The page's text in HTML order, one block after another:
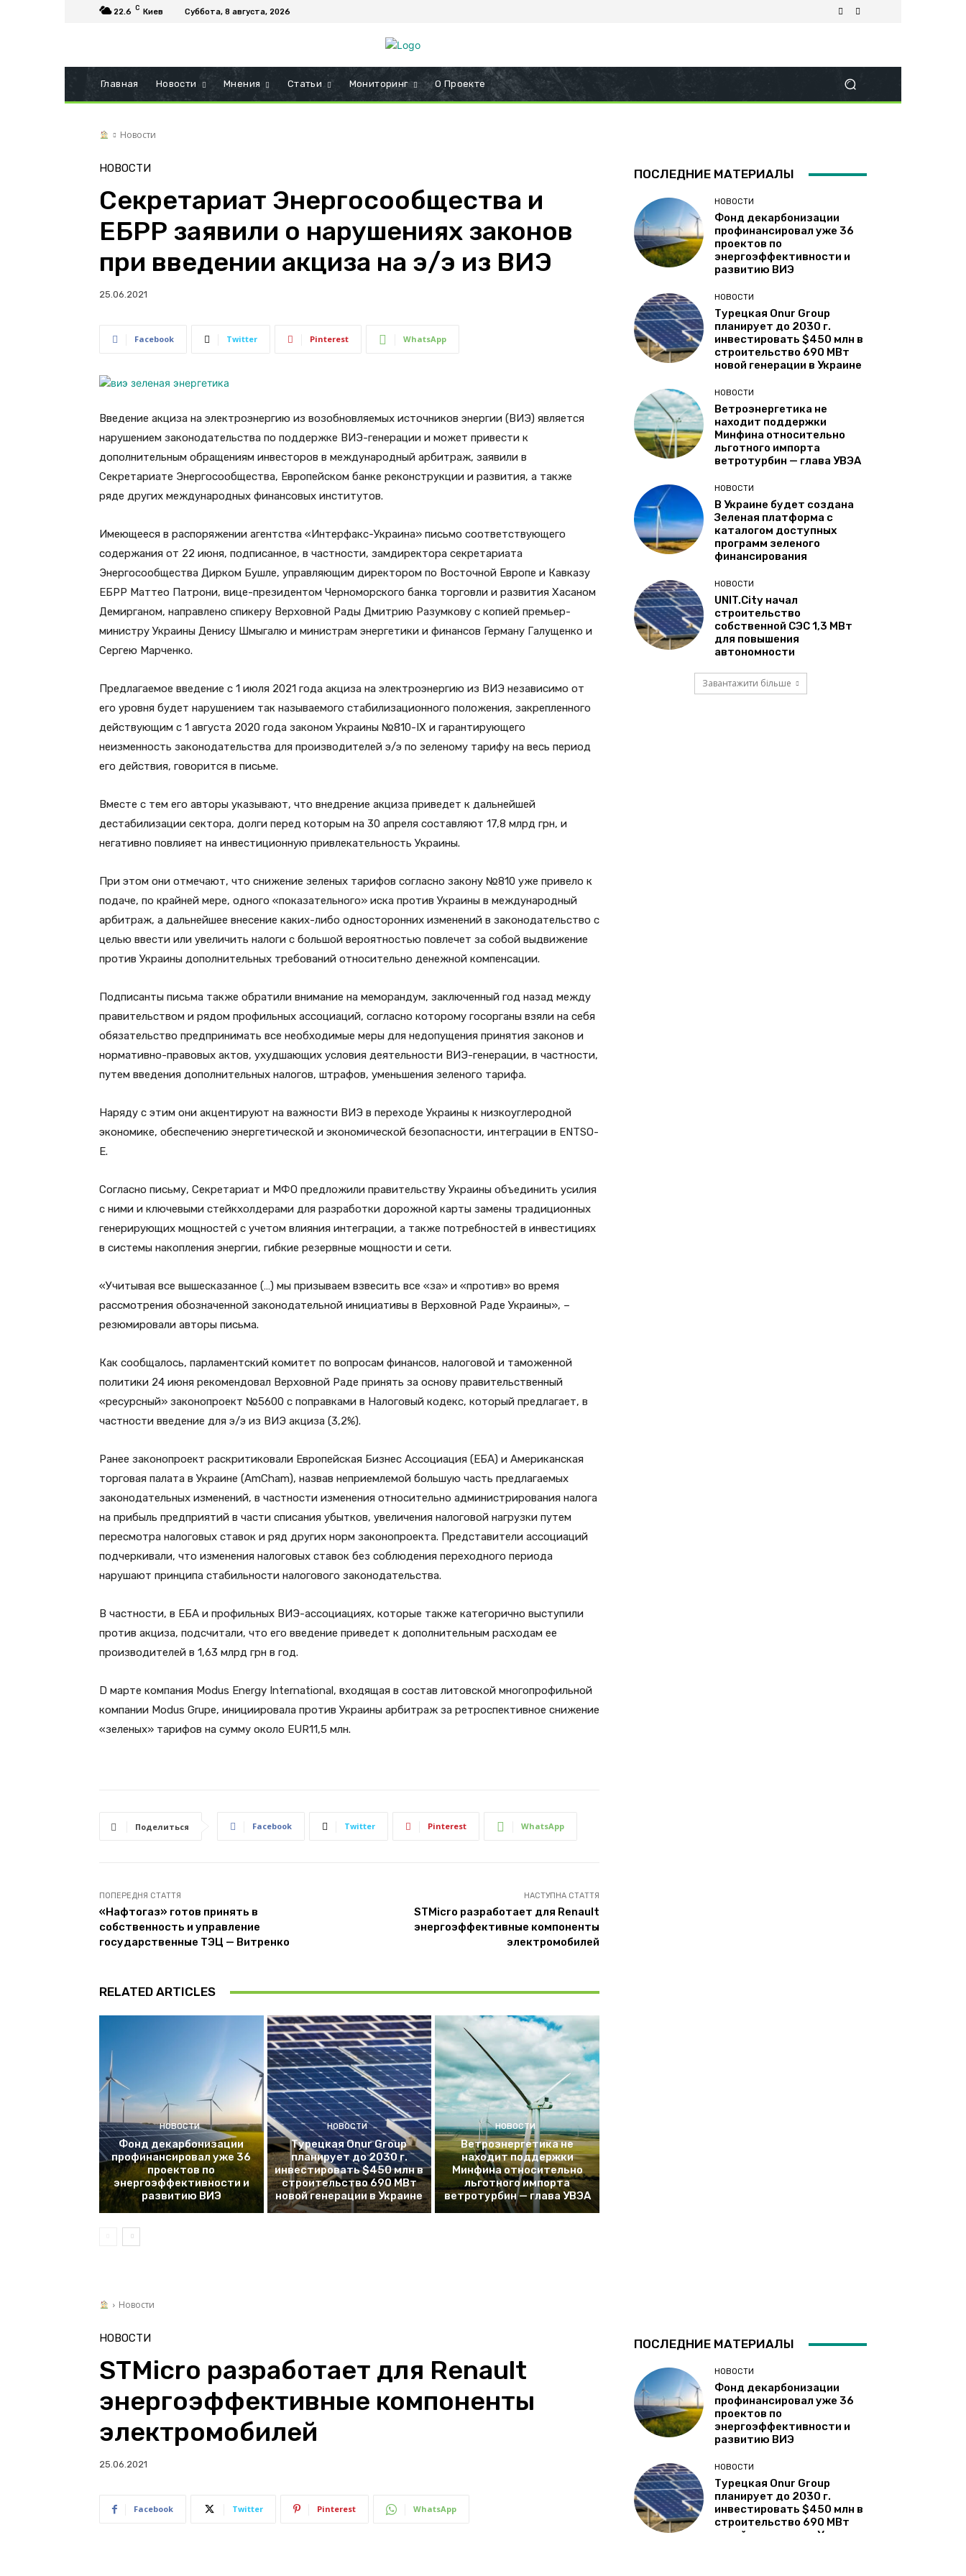
22.6 C Киев Суббота, 8 августа, 2026
Главная Новости Мнения Статьи Мониторинг О Проекте
Новости
НОВОСТИ
Секретариат Энергосообщества и
ЕБРР заявили о нарушениях законов
при введении акциза на э/э из ВИЭ
25.06.2021
Facebook Twitter Pinterest WhatsApp
Введение акциза на электроэнергию из возобновляемых источников энергии (ВИЭ) является
нарушением законодательства по поддержке ВИЭ-генерации и может привести к
дополнительным обращениям инвесторов в международный арбитраж, заявили в
Секретариате Энергосообщества, Европейском банке реконструкции и развития, а также
ряде других международных финансовых институтов.
Имеющееся в распоряжении агентства «Интерфакс-Украина» письмо соответствующего
содержания от 22 июня, подписанное, в частности, замдиректора секретариата
Энергосообщества Дирком Бушле, управляющим директором по Восточной Европе и Кавказу
ЕБРР Маттео Патрони, вице-президентом Черноморского банка торговли и развития Хасаном
Демирганом, направлено спикеру Верховной Рады Дмитрию Разумкову с копией премьер-
министру Украины Денису Шмыгалю и министрам энергетики и финансов Герману Галущенко и
Сергею Марченко.
Предлагаемое введение с 1 июля 2021 года акциза на электроэнергию из ВИЭ независимо от
его уровня будет нарушением так называемого стабилизационного положения, закрепленного
действующим с 1 августа 2020 года законом Украины №810-IX и гарантирующего
неизменность законодательства для производителей э/э по зеленому тарифу на весь период
его действия, говорится в письме.
Вместе с тем его авторы указывают, что внедрение акциза приведет к дальнейшей
дестабилизации сектора, долги перед которым на 30 апреля составляют 17,8 млрд грн, и
негативно повлияет на инвестиционную привлекательность Украины.
При этом они отмечают, что снижение зеленых тарифов согласно закону №810 уже привело к
подаче, по крайней мере, одного «показательного» иска против Украины в международный
арбитраж, а дальнейшее внесение каких-либо односторонних изменений в законодательство с
целью ввести или увеличить налоги с большой вероятностью повлечет за собой выдвижение
против Украины дополнительных требований относительно денежной компенсации.
Подписанты письма также обратили внимание на меморандум, заключенный год назад между
правительством и рядом профильных ассоциаций, согласно которому госорганы взяли на себя
обязательство предпринимать все необходимые меры для недопущения принятия законов и
нормативно-правовых актов, ухудшающих условия деятельности ВИЭ-генерации, в частности,
путем введения дополнительных налогов, штрафов, уменьшения зеленого тарифа.
Наряду с этим они акцентируют на важности ВИЭ в переходе Украины к низкоуглеродной
экономике, обеспечению энергетической и экономической безопасности, интеграции в ENTSO-
E.
Согласно письму, Секретариат и МФО предложили правительству Украины объединить усилия
с ними и ключевыми стейкхолдерами для разработки дорожной карты замены традиционных
генерирующих мощностей с учетом влияния интеграции, а также потребностей в инвестициях
в системы накопления энергии, гибкие резервные мощности и сети.
«Учитывая все вышесказанное (…) мы призываем взвесить все «за» и «против» во время
рассмотрения обозначенной законодательной инициативы в Верховной Раде Украины», –
резюмировали авторы письма.
Как сообщалось, парламентский комитет по вопросам финансов, налоговой и таможенной
политики 24 июня рекомендовал Верховной Раде принять за основу правительственный
«ресурсный» законопроект №5600 с поправками в Налоговый кодекс, который предлагает, в
частности введение для э/э из ВИЭ акциза (3,2%).
Ранее законопроект раскритиковали Европейская Бизнес Ассоциация (ЕБА) и Американская
торговая палата в Украине (AmCham), назвав неприемлемой большую часть предлагаемых
законодательных изменений, в частности изменения относительно администрирования налога
на прибыль предприятий в части списания убытков, увеличения налоговой нагрузки путем
пересмотра налоговых ставок и ряд других норм законопроекта. Представители ассоциаций
подчеркивали, что изменения налоговых ставок без соблюдения переходного периода
нарушают принципа стабильности налогового законодательства.
В частности, в ЕБА и профильных ВИЭ-ассоциациях, которые также категорично выступили
против акциза, подсчитали, что его введение приведет к дополнительным расходам ее
производителей в 1,63 млрд грн в год.
D марте компания Modus Energy International, входящая в состав литовской многопрофильной
компании Modus Grupe, инициировала против Украины арбитраж за ретроспективное снижение
«зеленых» тарифов на сумму около EUR11,5 млн.
Поделиться Facebook Twitter Pinterest WhatsApp
ПОПЕРЕДНЯ СТАТТЯ
«Нафтогаз» готов принять в
собственность и управление
государственные ТЭЦ — Витренко
НАСТУПНА СТАТТЯ
STMicro разработает для Renault
энергоэффективные компоненты
электромобилей
RELATED ARTICLES
НОВОСТИ
Фонд декарбонизации
профинансировал уже 36
проектов по
энергоэффективности и
развитию ВИЭ
НОВОСТИ
Турецкая Onur Group
планирует до 2030 г.
инвестировать $450 млн в
строительство 690 МВт
новой генерации в Украине
НОВОСТИ
Ветроэнергетика не
находит поддержки
Минфина относительно
льготного импорта
ветротурбин — глава УВЭА
ПОСЛЕДНИЕ МАТЕРИАЛЫ
НОВОСТИ
Фонд декарбонизации
профинансировал уже 36
проектов по
энергоэффективности и
развитию ВИЭ
НОВОСТИ
Турецкая Onur Group
планирует до 2030 г.
инвестировать $450 млн в
строительство 690 МВт
новой генерации в Украине
НОВОСТИ
Ветроэнергетика не
находит поддержки
Минфина относительно
льготного импорта
ветротурбин — глава УВЭА
НОВОСТИ
В Украине будет создана
Зеленая платформа с
каталогом доступных
программ зеленого
финансирования
НОВОСТИ
UNIT.City начал
строительство
собственной СЭС 1,3 МВт
для повышения
автономности
Завантажити більше